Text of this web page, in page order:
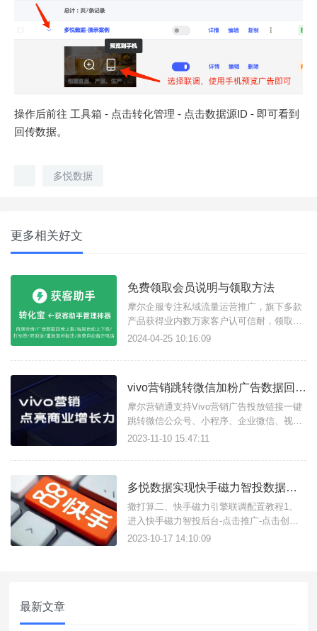
操作后前往 工具箱 - 点击转化管理 - 点击数据源ID - 即可看到
回传数据。
多悦数据
更多相关好文
免费领取会员说明与领取方法
摩尔企服专注私域流量运营推广，旗下多款
产品获得业内数万家客户认可信耐，领取7
天免费使用会员方法如下：
2024-04-25 10:16:09
vivo营销跳转微信加粉广告数据回传教程
摩尔营销通支持Vivo营销广告投放链接一键
跳转微信公众号、小程序、企业微信、视频
号、个人微信等加粉引流，并且实现广告数
2023-11-10 15:47:11
多悦数据实现快手磁力智投数据回传及联调教程
撒打算二、快手磁力引擎联调配置教程1、
进入快手磁力智投后台-点击推广-点击创建
广告；2、1.创建广告计划2.创建广告计划等
2023-10-17 14:10:09
最新文章